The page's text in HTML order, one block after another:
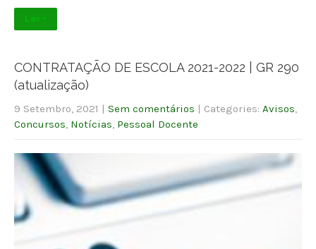
Ler +
CONTRATAÇÃO DE ESCOLA 2021-2022 | GR 290
(atualização)
9 Setembro, 2021 | Sem comentários | Categories: Avisos
Concursos Notícias Pessoal Docente